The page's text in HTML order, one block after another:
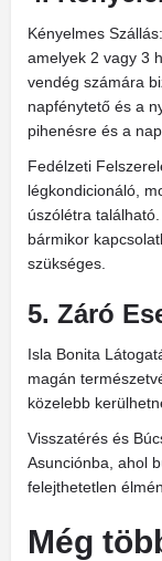
Kényelmes
amelyek 2 vagy 3
vendég számára
napfénytető és a
pihenésre és a
Fedélzeti
légkondicionáló,
úszólétra
bármikor
szükséges.
5. Záró
Isla Bonita
magán
közelebb
Visszatérés és
Asunciónba, ahol
felejthetetlen
Még